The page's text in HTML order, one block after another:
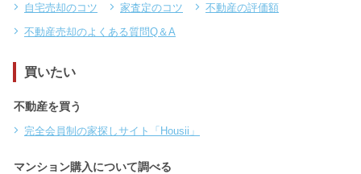
自宅売却のコツ
家査定のコツ
不動産の評価額
不動産売却のよくある質問Q＆A
買いたい
不動産を買う
完全会員制の家探しサイト「Housii」
マンション購入について調べる